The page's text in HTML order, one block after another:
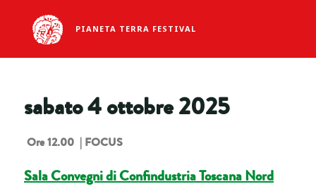
PIANETA TERRA FESTIVAL
sabato 4 ottobre 2025
Ore 12.00 | FOCUS
Sala Convegni di Confindustria Toscana Nord